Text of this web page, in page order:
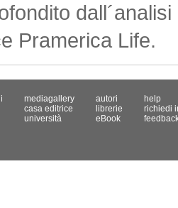
Pramerica Life.
mediagallery
casa editrice
università
autori
librerie
eBook
help
richiedi